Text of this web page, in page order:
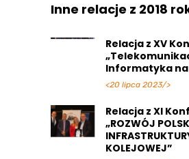
Inne relacje z 2018
Relacja z XV
Informatyka na
<20 lipca 2023/>
Relacja z XI
„ROZWÓJ
KOLEJOWEJ”